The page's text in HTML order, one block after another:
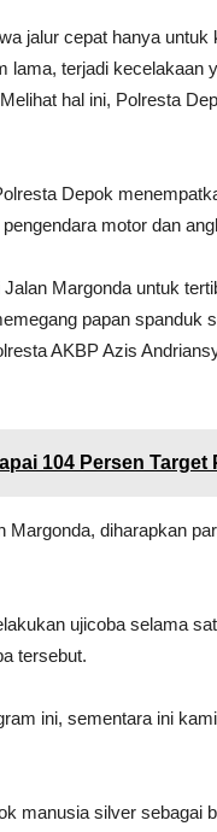
jalur cepat hanya
lama, terjadi kecelakaan
hal ini, Polresta
Depok
motor dan
Margonda untuk
papan spanduk
AKBP Azis
104 Persen Target
diharapkan
ujicoba selama
tersebut.
ini, sementara ini
manusia silver sebagai